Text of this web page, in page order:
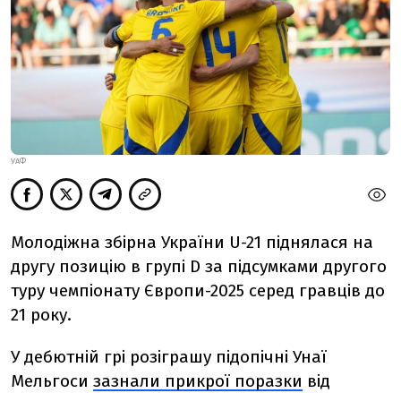
УАФ
Молодіжна збірна України U-21 піднялася на
другу позицію в групі D за підсумками другого
туру чемпіонату Європи-2025 серед гравців до
21 року.
У дебютній грі розіграшу підопічні Унаї
Мельгоси зазнали прикрої поразки від